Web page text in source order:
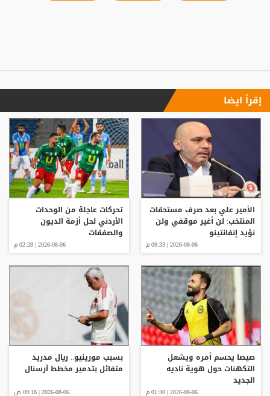
إقرأ ايضا
الأمير علي بعد صرف مستحقات
المنتخب: لن أغير موقفي ولن
نؤيد إنفانتينو
2026-08-06 | 09:33 م
تحركات عاجلة من الوحدات
الأردني لحل أزمة الديون
والصفقات
2026-08-06 | 02:28 م
صيصا يحسم أمره ويشعل
التكهنات حول هوية ناديه
الجديد
2026-08-06 | 01:30 م
بسبب مورينيو.. ريال مدريد
متفائل بتدمير مخطط آرسنال
2026-08-06 | 09:18 ص